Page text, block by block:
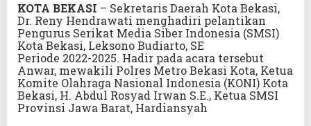
KOTA BEKASI – Sekretaris Daerah Kota Bekasi,
Dr. Reny Hendrawati menghadiri pelantikan
Pengurus Serikat Media Siber Indonesia (SMSI)
Kota Bekasi, Leksono Budiarto, SE
Periode 2022-2025. Hadir pada acara tersebut
Anwar, mewakili Polres Metro Bekasi Kota, Ketua
Komite Olahraga Nasional Indonesia (KONI) Kota
Bekasi, H. Abdul Rosyad Irwan S.E., Ketua SMSI
Provinsi Jawa Barat, Hardiansyah